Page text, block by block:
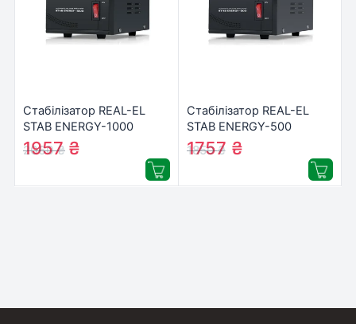
Стабілізатор REAL-EL
STAB ENERGY-1000
(EL122400012)
2060₴
1957₴
Стабілізатор REAL-EL
STAB ENERGY-500
(EL122400011)
1850₴
1757 ₴